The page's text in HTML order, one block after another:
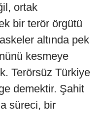
ortak
bir terör örgütü
altında pek
kesmeye
Terörsüz Türkiye
demektir. Şahit
süreci, bir